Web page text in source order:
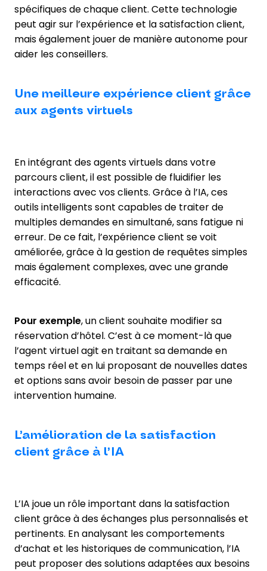
spécifiques de chaque client. Cette technologie
peut agir sur l’expérience et la satisfaction client,
mais également jouer de manière autonome pour
aider les conseillers.
Une meilleure expérience client grâce
aux agents virtuels
En intégrant des agents virtuels dans votre
parcours client, il est possible de fluidifier les
interactions avec vos clients. Grâce à l’IA, ces
outils intelligents sont capables de traiter de
multiples demandes en simultané, sans fatigue ni
erreur. De ce fait, l’expérience client se voit
améliorée, grâce à la gestion de requêtes simples
mais également complexes, avec une grande
efficacité.
Pour exemple, un client souhaite modifier sa
réservation d’hôtel. C’est à ce moment-là que
l’agent virtuel agit en traitant sa demande en
temps réel et en lui proposant de nouvelles dates
et options sans avoir besoin de passer par une
intervention humaine.
L’amélioration de la satisfaction
client grâce à l’IA
L’IA joue un rôle important dans la satisfaction
client grâce à des échanges plus personnalisés et
pertinents. En analysant les comportements
d’achat et les historiques de communication, l’IA
peut proposer des solutions adaptées aux besoins